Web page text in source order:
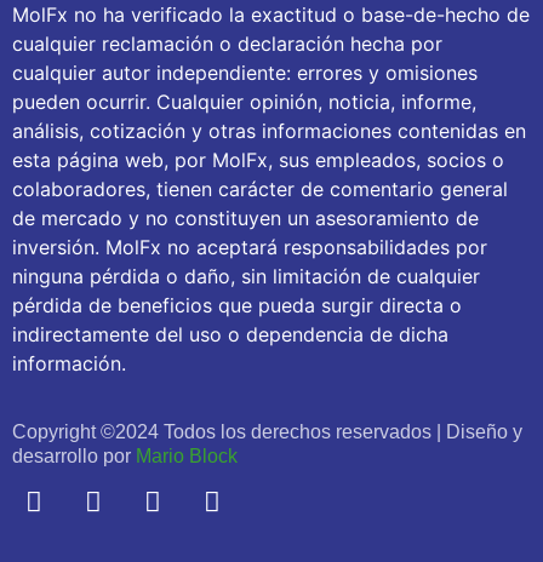
MolFx no ha verificado la exactitud o base-de-hecho de
cualquier reclamación o declaración hecha por
cualquier autor independiente: errores y omisiones
pueden ocurrir. Cualquier opinión, noticia, informe,
análisis, cotización y otras informaciones contenidas en
esta página web, por MolFx, sus empleados, socios o
colaboradores, tienen carácter de comentario general
de mercado y no constituyen un asesoramiento de
inversión. MolFx no aceptará responsabilidades por
ninguna pérdida o daño, sin limitación de cualquier
pérdida de beneficios que pueda surgir directa o
indirectamente del uso o dependencia de dicha
información.
Copyright ©2024 Todos los derechos reservados | Diseño y
desarrollo por Mario Block